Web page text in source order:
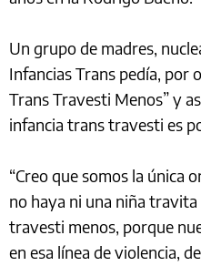
Un grupo de madres,
Infancias Trans pedía, por
Trans Travesti Menos” y
infancia trans travesti es
“Creo que somos la única
no haya ni una niña
travesti menos, porque
en esa línea de violencia,